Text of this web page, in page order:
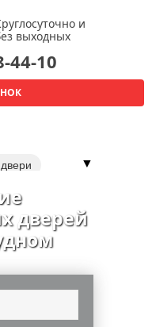
и
выходных
44-10
дверь
двери
дверей
▼
дверей